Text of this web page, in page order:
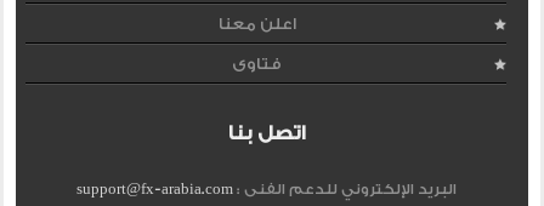
اعلن معنا
فتاوى
اتصل بنا
البريد الإلكتروني للدعم الفنى :support@fx-arabia.com